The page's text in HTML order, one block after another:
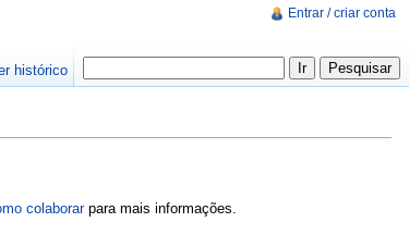
colaborarpara mais informações.
Entrar / criar conta
histórico